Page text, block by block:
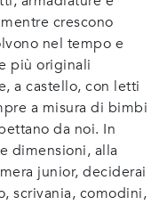
crescono
nel tempo e
più originali
a castello, con letti
a misura di bimbi
da noi. In
dimensioni, alla
junior, deciderai
scrivania, comodini,